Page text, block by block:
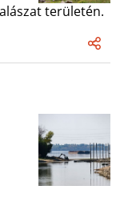
területén.